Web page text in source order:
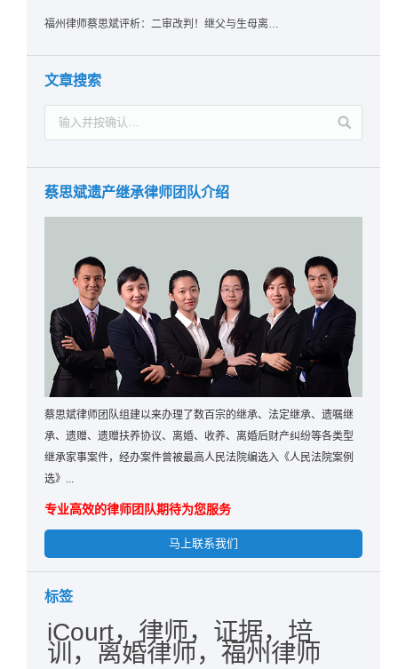
福州律师蔡思斌评析：二审改判！继父与生母离婚后，曾受其抚养的继子女是否仍享有继承权？
文章搜索
蔡思斌遗产继承律师团队介绍
蔡思斌律师团队组建以来办理了数百宗的继承、法定继承、遗嘱继
承、遗赠、遗赠扶养协议、离婚、收养、离婚后财产纠纷等各类型
继承家事案件，经办案件曾被最高人民法院编选入《人民法院案例
选》...
专业高效的律师团队期待为您服务
马上联系我们
标签
iCourt，律师，证据，培
训，离婚律师，福州律师